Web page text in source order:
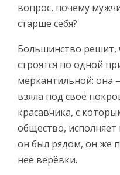
вопрос, почему
старше себя?
Большинство решит,
строятся по одной
меркантильной: она
взяла под своё
красавчика, с
общество,
он был рядом, он же
неё верёвки.